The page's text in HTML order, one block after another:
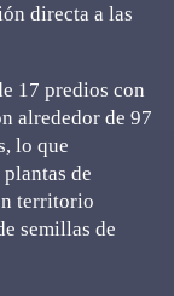
directa a las
17 predios con
alrededor de 97
lo que
de
territorio
semillas de